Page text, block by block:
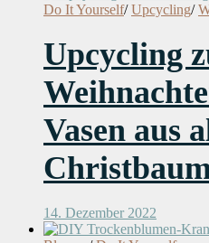
Do It Yourself/ Upcycling/
Upcycling
Vasen aus
14. Dezember 2022